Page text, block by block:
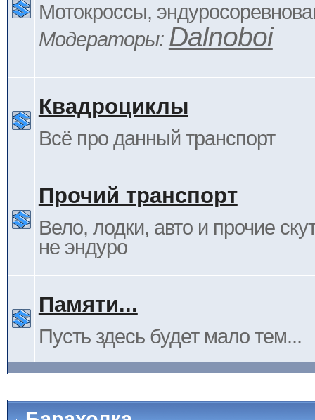
Мотокроссы,
Модераторы: Dalnoboi
Квадроциклы
Всё про данный транспорт
Прочий транспорт
Вело, лодки, авто и прочие
не эндуро
Памяти...
Пусть здесь будет мало тем...